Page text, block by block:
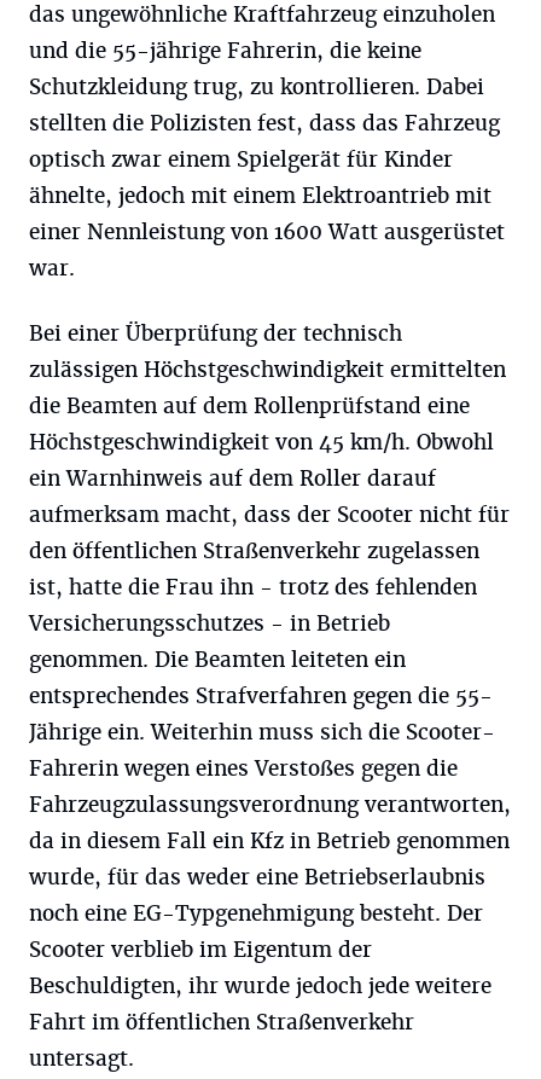
das ungewöhnliche Kraftfahrzeug einzuholen
und die 55-jährige Fahrerin, die keine
Schutzkleidung trug, zu kontrollieren. Dabei
stellten die Polizisten fest, dass das Fahrzeug
optisch zwar einem Spielgerät für Kinder
ähnelte, jedoch mit einem Elektroantrieb mit
einer Nennleistung von 1600 Watt ausgerüstet
war.
Bei einer Überprüfung der technisch
zulässigen Höchstgeschwindigkeit ermittelten
die Beamten auf dem Rollenprüfstand eine
Höchstgeschwindigkeit von 45 km/h. Obwohl
ein Warnhinweis auf dem Roller darauf
aufmerksam macht, dass der Scooter nicht für
den öffentlichen Straßenverkehr zugelassen
ist, hatte die Frau ihn - trotz des fehlenden
Versicherungsschutzes - in Betrieb
genommen. Die Beamten leiteten ein
entsprechendes Strafverfahren gegen die 55-
Jährige ein. Weiterhin muss sich die Scooter-
Fahrerin wegen eines Verstoßes gegen die
Fahrzeugzulassungsverordnung verantworten,
da in diesem Fall ein Kfz in Betrieb genommen
wurde, für das weder eine Betriebserlaubnis
noch eine EG-Typgenehmigung besteht. Der
Scooter verblieb im Eigentum der
Beschuldigten, ihr wurde jedoch jede weitere
Fahrt im öffentlichen Straßenverkehr
untersagt.